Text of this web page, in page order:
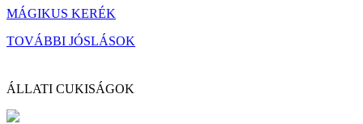
MÁGIKUS KERÉK
TOVÁBBI JÓSLÁSOK
ÁLLATI CUKISÁGOK